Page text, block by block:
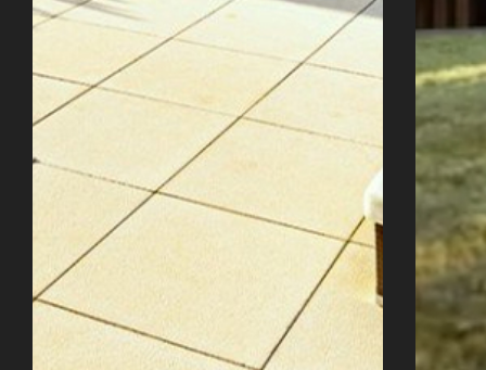
Reference
Průvodce stavbou
O ateliéru
Řekli o nás
Kontakty